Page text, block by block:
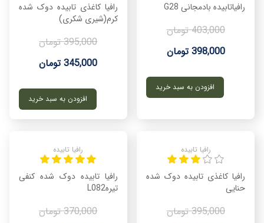
رافیاتابیده بادمجانی G28
398,000 تومان
403,000 تومان
افزودن به سبد خرید
رافیا کاغذی تابیده دوک شده
کرم(شیری شکری)
345,000 تومان
395,000 تومان
افزودن به سبد خرید
رافیا تابیده
رافیا کاغذی تابیده دوک شده
حنایی
395,000 تومان
رافیا تابیده
رافیا تابیده دوک شده کنفی
تیرهL082
370,000 تومان